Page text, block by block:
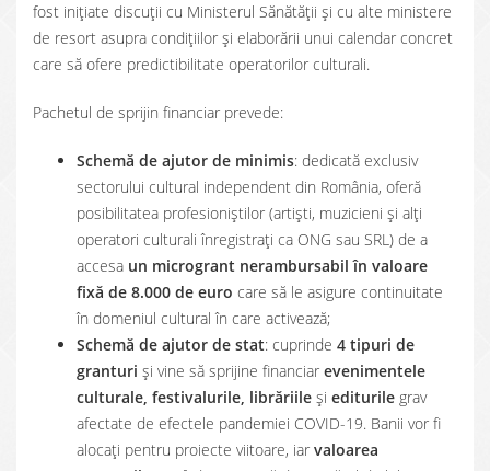
fost inițiate discuții cu Ministerul Sănătății și cu alte ministere
de resort asupra condițiilor și elaborării unui calendar concret
care să ofere predictibilitate operatorilor culturali.
Pachetul de sprijin financiar prevede:
Schemă de ajutor de minimis: dedicată exclusiv
sectorului cultural independent din România, oferă
posibilitatea profesioniștilor (artiști, muzicieni și alți
operatori culturali înregistrați ca ONG sau SRL) de a
accesa un microgrant nerambursabil în valoare
fixă de 8.000 de euro care să le asigure continuitate
în domeniul cultural în care activează;
Schemă de ajutor de stat: cuprinde 4 tipuri de
granturi și vine să sprijine financiar evenimentele
culturale, festivalurile, librăriile și editurile grav
afectate de efectele pandemiei COVID-19. Banii vor fi
alocați pentru proiecte viitoare, iar valoarea